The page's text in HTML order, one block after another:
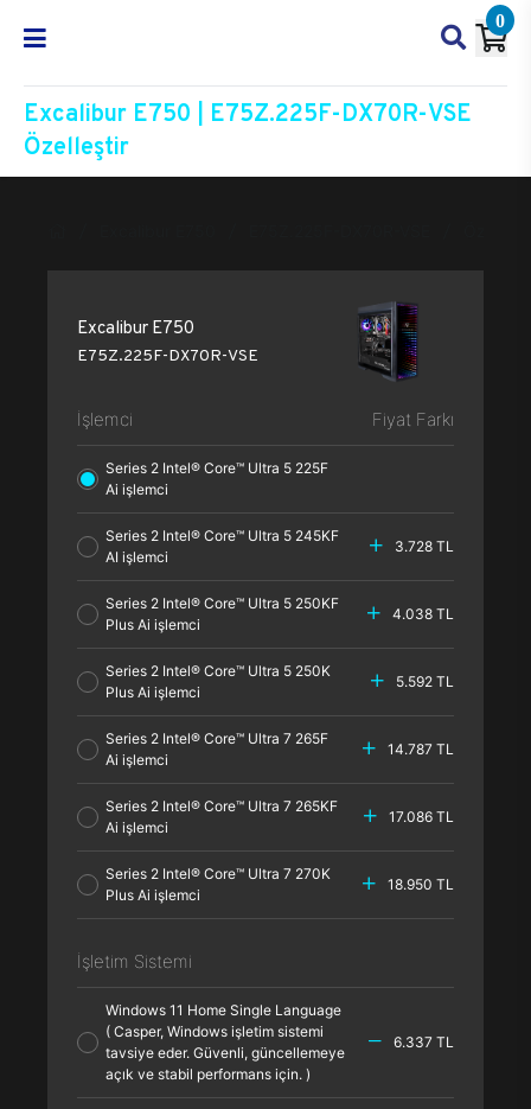
0
Excalibur E750 | E75Z.225F-DX70R-VSE
Özelleştir
Excalibur E750
E75Z.225F-DX70R-VSE
İşlemci Fiyat Farkı
Series 2 Intel® Core™ Ultra 5 225F
Ai işlemci
Series 2 Intel® Core™ Ultra 5 245KF
AI işlemci
3.728 TL
Series 2 Intel® Core™ Ultra 5 250KF
Plus Ai işlemci
4.038 TL
Series 2 Intel® Core™ Ultra 5 250K
Plus Ai işlemci
5.592 TL
Series 2 Intel® Core™ Ultra 7 265F
Ai işlemci
14.787 TL
Series 2 Intel® Core™ Ultra 7 265KF
Ai işlemci
17.086 TL
Series 2 Intel® Core™ Ultra 7 270K
Plus Ai işlemci
18.950 TL
İşletim Sistemi
Windows 11 Home Single Language
( Casper, Windows işletim sistemi
tavsiye eder. Güvenli, güncellemeye
açık ve stabil performans için. )
6.337 TL